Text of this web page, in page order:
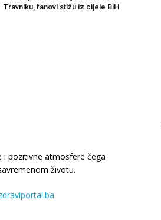
Travniku, fanovi stižu iz cijele BiH
pozitivne atmosfere čega
životu.